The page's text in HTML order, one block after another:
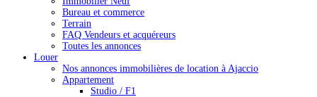
Bureau et commerce
Terrain
FAQ Vendeurs et acquéreurs
Toutes les annonces
Louer
Nos annonces immobilières de location à Ajaccio
Appartement
Studio / F1